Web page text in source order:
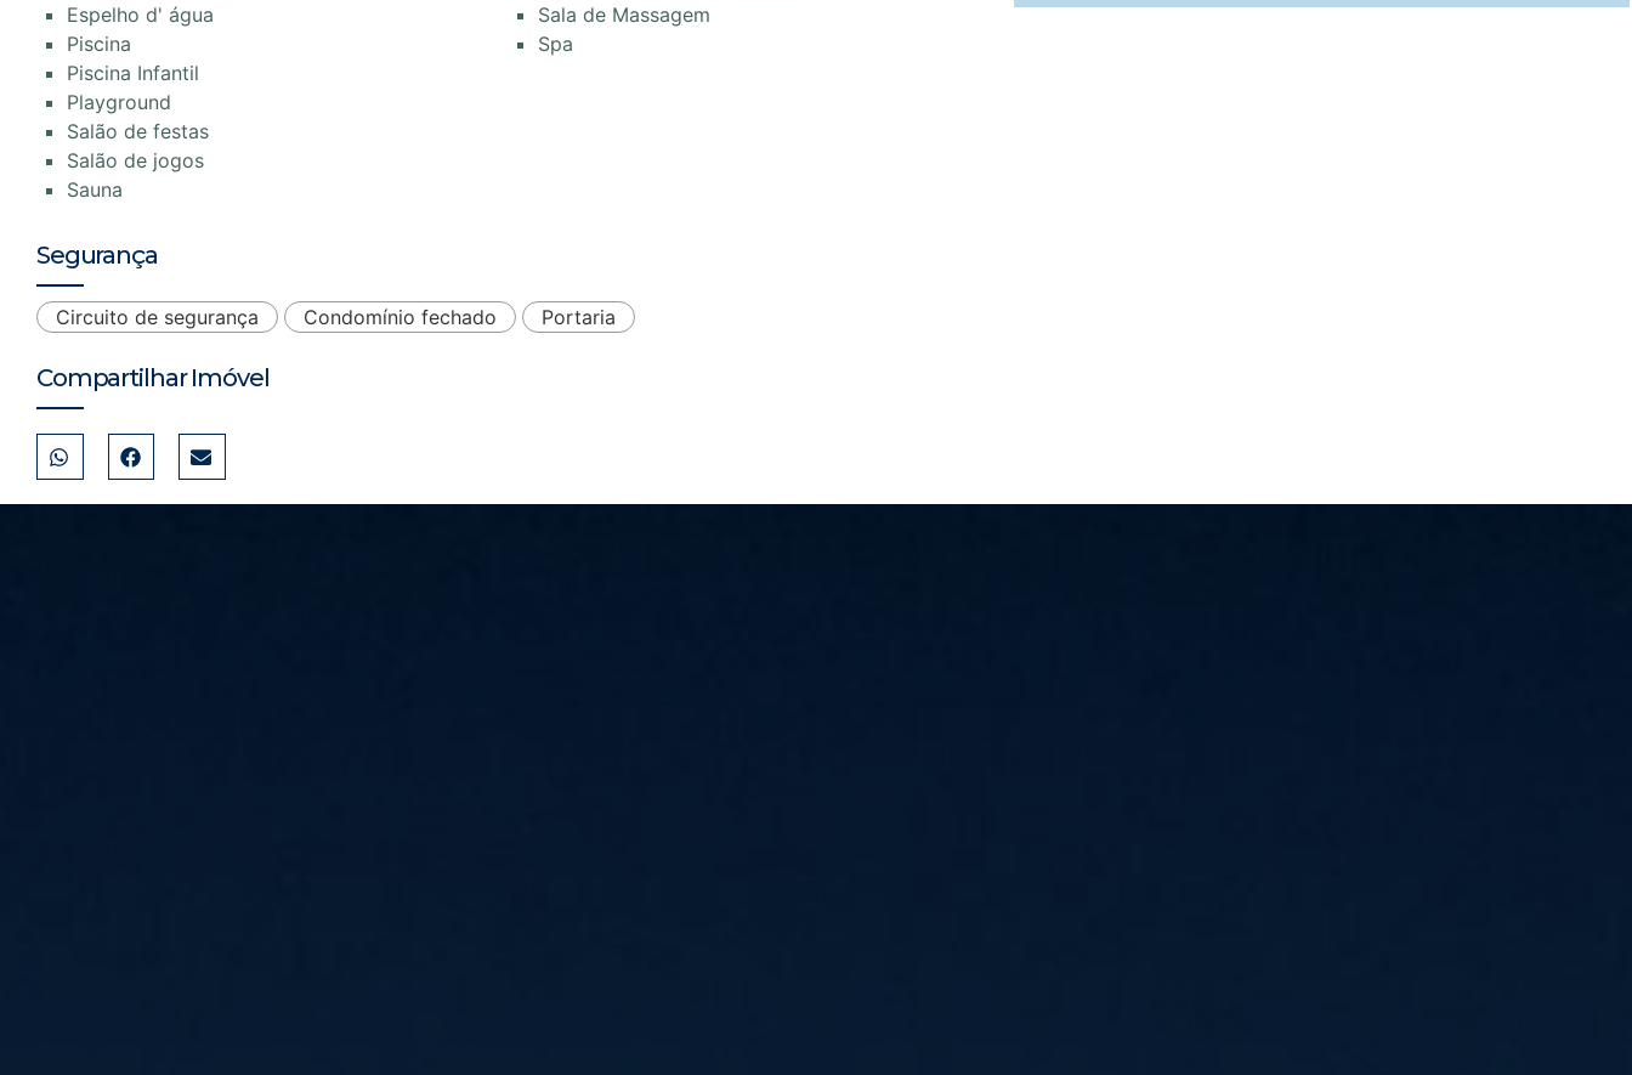
Espelho d' água
Piscina
Piscina Infantil
Playground
Salão de festas
Salão de jogos
Sauna
Sala de Massagem
Spa
Segurança
Circuito de segurança Condomínio fechado Portaria
Compartilhar Imóvel